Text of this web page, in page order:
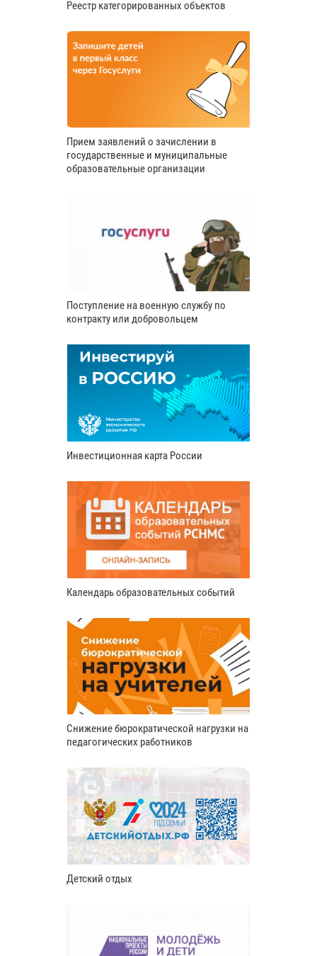
Реестр категорированных объектов
Прием заявлений о зачислении в
государственные и муниципальные
образовательные организации
Поступление на военную службу по
контракту или добровольцем
Инвестиционная карта России
Календарь образовательных событий
Снижение бюрократической нагрузки на
педагогических работников
Детский отдых